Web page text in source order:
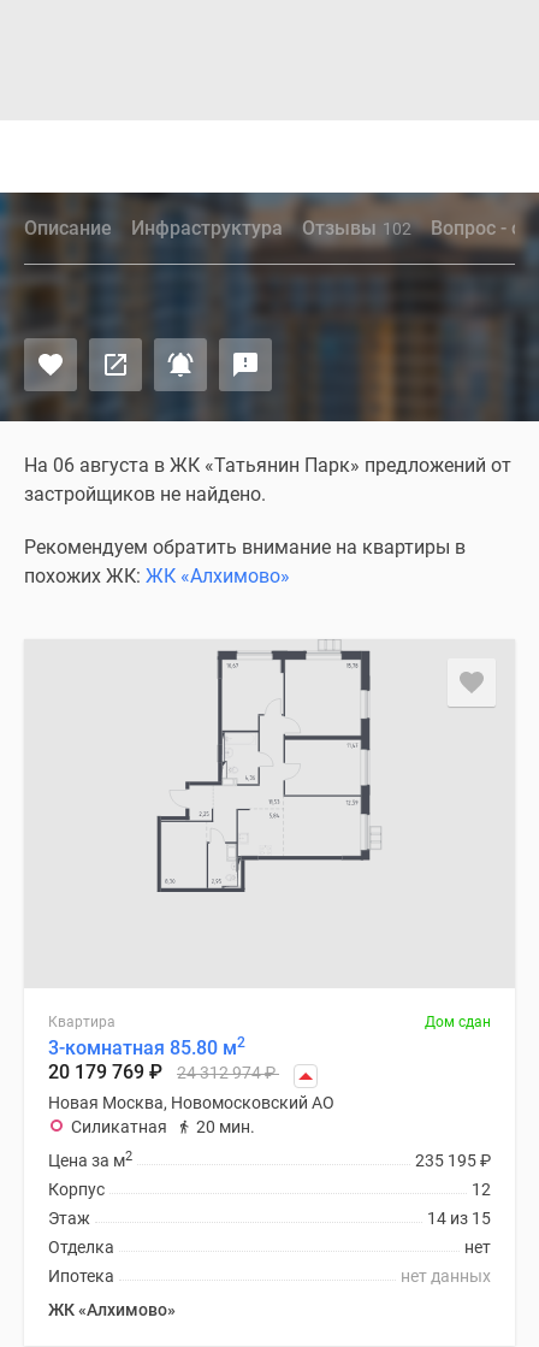
Описание Инфраструктура Отзывы 102 Вопрос -
На 06 августа в ЖК «Татьянин Парк» предложений от
застройщиков не найдено.
Рекомендуем обратить внимание на квартиры в
похожих ЖК: ЖК «Алхимово»
Квартира Дом сдан
3-комнатная 85.80 м2
20 179 769 ₽ 24 312 974₽
Новая Москва, Новомосковский АО
Силикатная
20 мин.
235 195₽
Цена за м2
12
Корпус
14 из 15
Этаж
нет
Отделка
нет данных
Ипотека
ЖК «Алхимово»